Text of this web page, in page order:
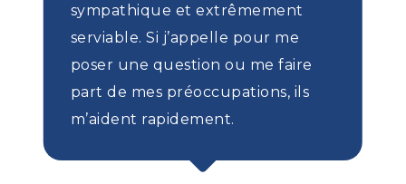
sympathique et extrêmement
serviable. Si j’appelle pour me
poser une question ou me faire
part de mes préoccupations, ils
m’aident rapidement.